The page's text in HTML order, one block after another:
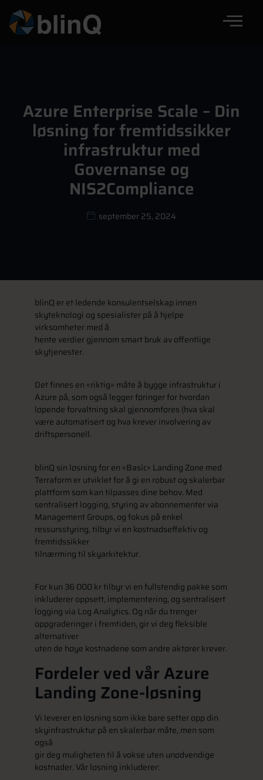
Azure Enterprise Scale – Din
løsning for fremtidssikker
infrastruktur med
Governanse og
NIS2Compliance
september 25, 2024
blinQ er et ledende konsulentselskap innen
skyteknologi og spesialister på å hjelpe
virksomheter med å
hente verdier gjennom smart bruk av offentlige
skytjenester.
Det finnes en «riktig» måte å bygge infrastruktur i
Azure på, som også legger føringer for hvordan
løpende forvaltning skal gjennomføres (hva skal
være automatisert og hva krever involvering av
driftspersonell.
blinQ sin løsning for en «Basic» Landing Zone med
Terraform er utviklet for å gi en robust og skalerbar
plattform som kan tilpasses dine behov. Med
sentralisert logging, styring av abonnementer via
Management Groups, og fokus på enkel
ressursstyring, tilbyr vi en kostnadseffektiv og
fremtidssikker
tilnærming til skyarkitektur.
For kun 36 000 kr tilbyr vi en fullstendig pakke som
inkluderer oppsett, implementering, og sentralisert
logging via Log Analytics. Og når du trenger
oppgraderinger i fremtiden, gir vi deg fleksible
alternativer
uten de høye kostnadene som andre aktører krever.
Fordeler ved vår Azure
Landing Zone-løsning
Vi leverer en løsning som ikke bare setter opp din
skyinfrastruktur på en skalerbar måte, men som
også
gir deg muligheten til å vokse uten unødvendige
kostnader. Vår løsning inkluderer: